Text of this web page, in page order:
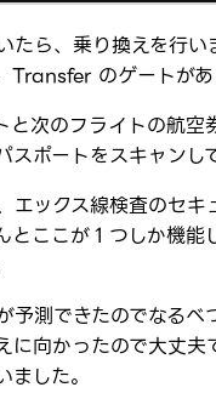
たら、乗り換えを行い
Transfer のゲートがあ
と次のフライトの航空
ポートをスキャンし
エックス線検査のセキ
とここが１つしか機能
予測できたのでなるべ
に向かったので大丈夫
した。